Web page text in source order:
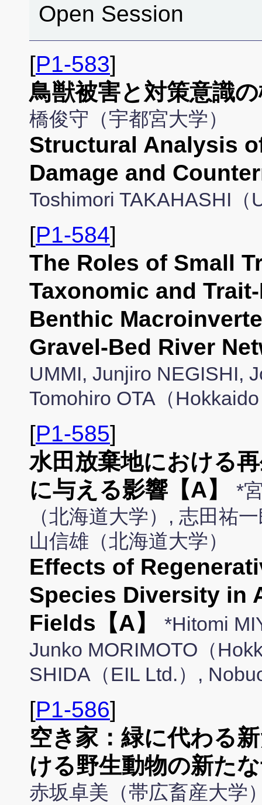
Open Session
[P1-583]
鳥獣被害と対策意識
橋俊守（宇都宮大学）
Structural Analysis
Damage and
Toshimori TAKAHASHI（
[P1-584]
The Roles of Small
Taxonomic and
Benthic
Gravel-Bed River
UMMI, Junjiro NEGISHI,
Tomohiro OTA（
[P1-585]
水田放棄地における
に与える影響【A】
*
（北海道大学）, 志田祐
山信雄（北海道大学）
Effects of
Species Diversity in
Fields【A】
*Hitomi
Junko MORIMOTO（
SHIDA（EIL Ltd.）,
[P1-586]
空き家：緑に代わる
ける野生動物の新た
赤坂卓美（帯広畜産大学